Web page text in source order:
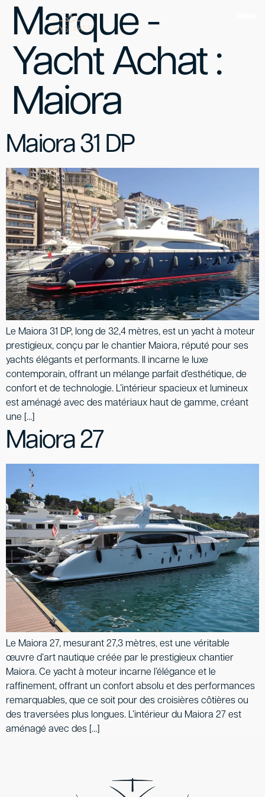
Marque -
Yacht Achat :
Maiora
Maiora 31 DP
Le Maiora 31 DP, long de 32,4 mètres, est un yacht à moteur
prestigieux, conçu par le chantier Maiora, réputé pour ses
yachts élégants et performants. Il incarne le luxe
contemporain, offrant un mélange parfait d’esthétique, de
confort et de technologie. L’intérieur spacieux et lumineux
est aménagé avec des matériaux haut de gamme, créant
une […]
Maiora 27
Le Maiora 27, mesurant 27,3 mètres, est une véritable
œuvre d’art nautique créée par le prestigieux chantier
Maiora. Ce yacht à moteur incarne l’élégance et le
raffinement, offrant un confort absolu et des performances
remarquables, que ce soit pour des croisières côtières ou
des traversées plus longues. L’intérieur du Maiora 27 est
aménagé avec des […]